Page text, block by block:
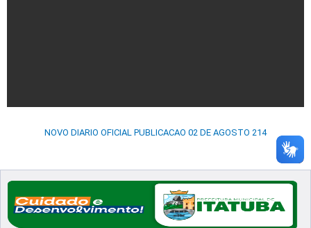
NOVO DIARIO OFICIAL PUBLICACAO 02 DE AGOSTO 214